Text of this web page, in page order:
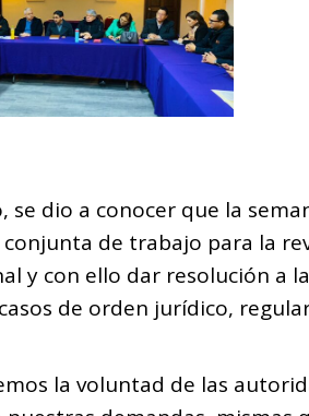
se dio a conocer que la
conjunta de trabajo para la
y con ello dar resolución a
de orden jurídico,
la voluntad de las